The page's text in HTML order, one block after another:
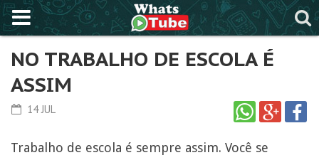
NO TRABALHO DE ESCOLA É
ASSIM
14 JUL
Trabalho de escola é sempre assim. Você se